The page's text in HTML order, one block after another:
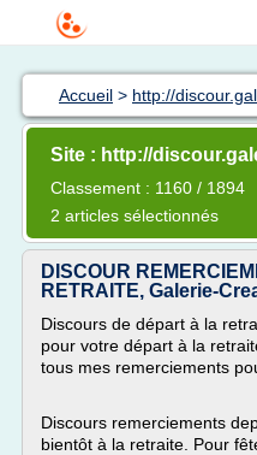
Accueil > http://
Site : http://
Classement : 1160 / 1894
2 articles sélectionnés
DISCOUR
RETRAITE, Galerie-
Discours de départ à la
pour votre départ à la
tous mes remerciements
Discours remerciements
bientôt à la retraite. Pour